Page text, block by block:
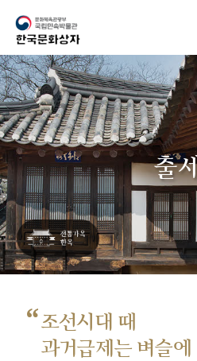
출
“조선시대 때
과거급제는 벼슬에